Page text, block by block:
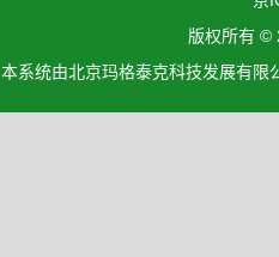
版权所有 ©
本系统由北京玛格泰克科技发展有